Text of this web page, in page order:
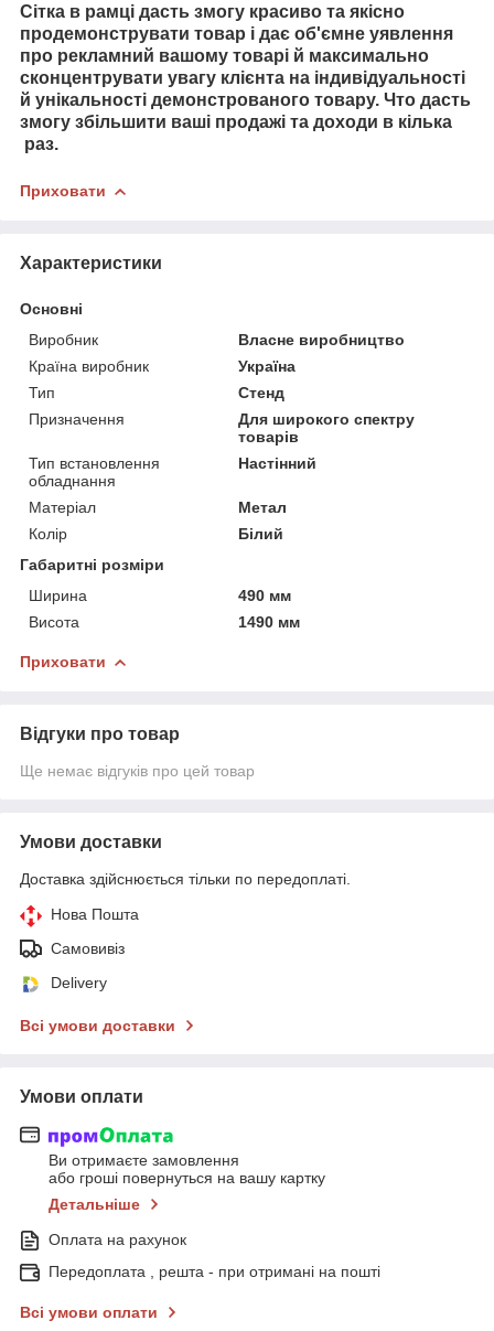
Сітка в рамці дасть змогу красиво та якісно
продемонструвати товар і дає об'ємне уявлення
про рекламний вашому товарі й максимально
сконцентрувати увагу клієнта на індивідуальності
й унікальності демонстрованого товару. Что дасть
змогу збільшити ваші продажі та доходи в кілька
раз.
Приховати
Характеристики
Основні
Виробник
Власне виробництво
Країна виробник
Україна
Тип
Стенд
Призначення
Для широкого спектру
товарів
Тип встановлення
обладнання
Настінний
Матеріал
Метал
Колір
Білий
Габаритні розміри
Ширина
490 мм
Висота
1490 мм
Приховати
Відгуки про товар
Ще немає відгуків про цей товар
Умови доставки
Доставка здійснюється тільки по передоплаті.
Нова Пошта
Самовивіз
Delivery
Всі умови доставки
Умови оплати
Ви отримаєте замовлення
або гроші повернуться на вашу картку
Детальніше
Оплата на рахунок
Передоплата , решта - при отримані на пошті
Всі умови оплати